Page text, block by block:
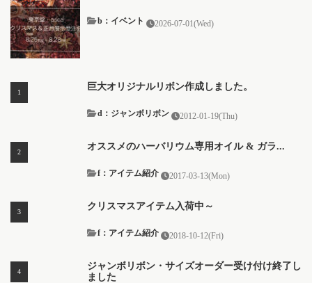
b：イベント 2026-07-01(Wed)
巨大オリジナルリボン作成しました。
2012-01-19(Thu)
d：ジャンボリボン
オススメのハーバリウム専用オイル & ガラ...
2017-03-13(Mon)
f：アイテム紹介
クリスマスアイテム入荷中～
2018-10-12(Fri)
f：アイテム紹介
ジャンボリボン・サイズオーダー受け付け終了し
ました